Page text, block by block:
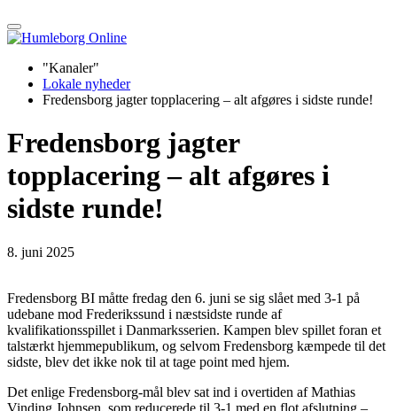
"Kanaler"
Lokale nyheder
Fredensborg jagter topplacering – alt afgøres i sidste runde!
Fredensborg jagter
topplacering – alt afgøres i
sidste runde!
8. juni 2025
Fredensborg BI måtte fredag den 6. juni se sig slået med 3-1 på
udebane mod Frederikssund i næstsidste runde af
kvalifikationsspillet i Danmarksserien. Kampen blev spillet foran et
talstærkt hjemmepublikum, og selvom Fredensborg kæmpede til det
sidste, blev det ikke nok til at tage point med hjem.
Det enlige Fredensborg-mål blev sat ind i overtiden af Mathias
Vinding Johnsen, som reducerede til 3-1 med en flot afslutning –